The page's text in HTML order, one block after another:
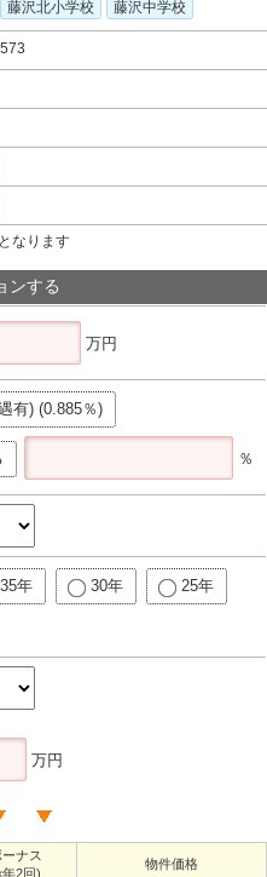
藤沢北小学校 藤沢中学校
なります
ンする
万円
有) (0.885％)
％
35年 30年 25年
万円
ーナス
年2回)
物件価格